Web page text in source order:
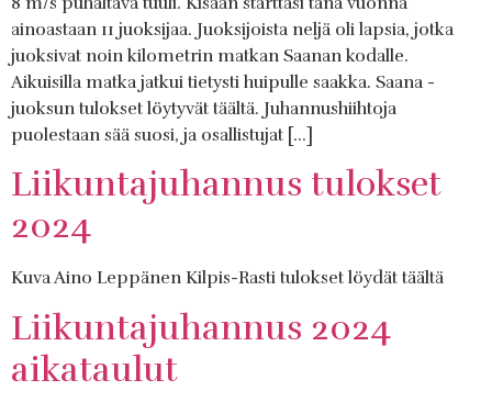
ainoastaan 11 juoksijaa. Juoksijoista neljä oli lapsia, jotka
juoksivat noin kilometrin matkan Saanan kodalle.
Aikuisilla matka jatkui tietysti huipulle saakka. Saana -
juoksun tulokset löytyvät täältä. Juhannushiihtoja
puolestaan sää suosi, ja osallistujat […]
Liikuntajuhannus tulokset
2024
Kuva Aino Leppänen Kilpis-Rasti tulokset löydät täältä
Liikuntajuhannus 2024
aikataulut